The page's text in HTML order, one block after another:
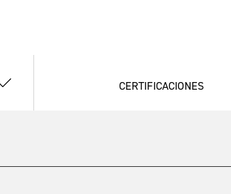
CERTIFICACIONES